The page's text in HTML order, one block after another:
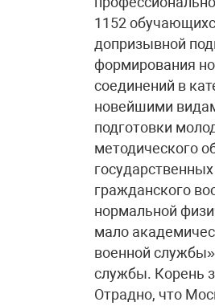
1152
допризывной
формирования
соединений в
новейшими
подготовки
методического
гражданского
нормальной
мало
военной
службы. Корень
Отрадно, что